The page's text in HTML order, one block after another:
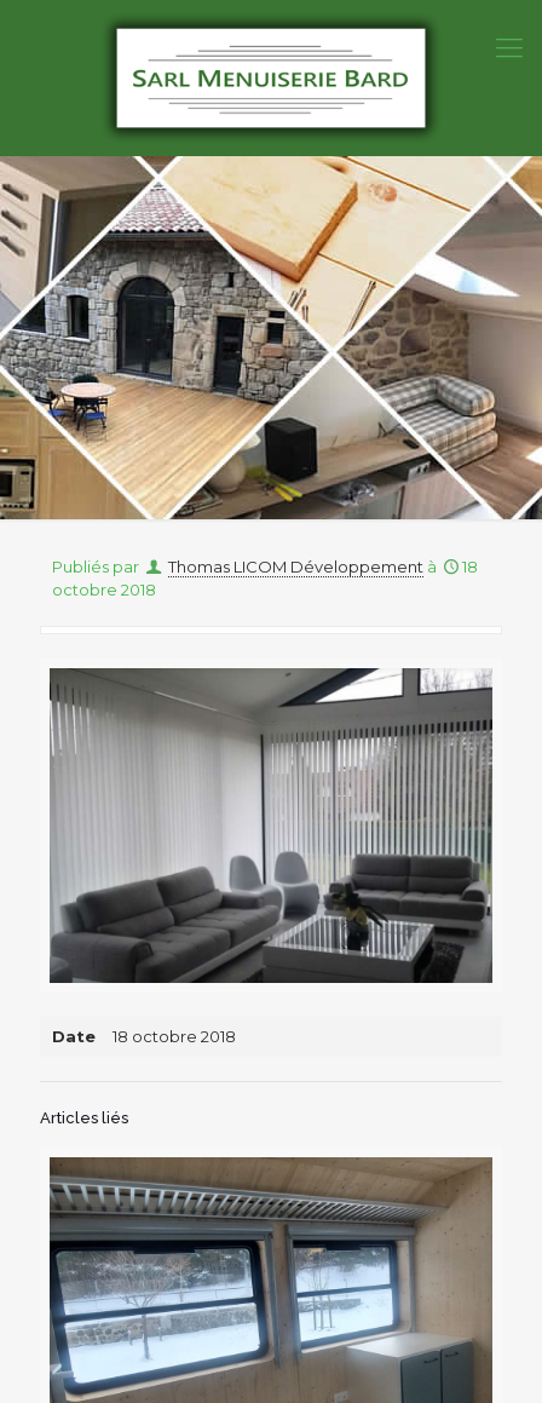
Publiés par Thomas LICOM Développement à
18
octobre 2018
Date 18 octobre 2018
Articles liés